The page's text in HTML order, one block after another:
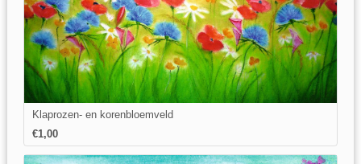
Klaprozen- en korenbloemveld
€1,00